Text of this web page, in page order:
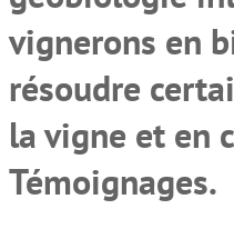
vignerons en
résoudre
la vigne et en
Témoignages.